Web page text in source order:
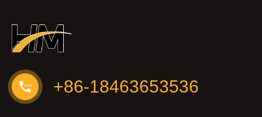
+86-18463653536